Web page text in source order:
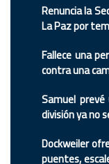
Renuncia la
La Paz por
Fallece una
contra una
Samuel
división ya no
Dockweiler
puentes,